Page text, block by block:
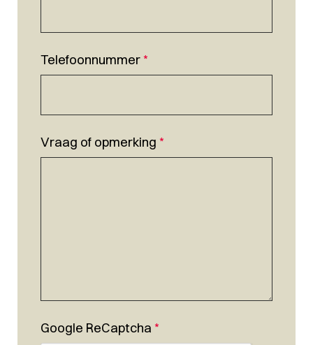
Telefoonnummer*
Vraag of opmerking *
Google ReCaptcha *